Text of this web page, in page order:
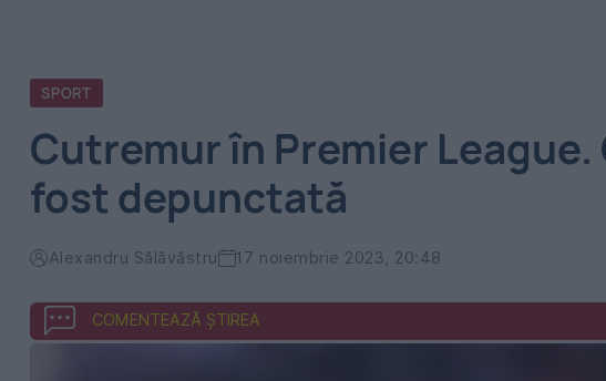
SPORT
Cutremur în Premier
fost depunctată
Alexandru Sălăvăstru 17 noiembrie 2023, 20:48
COMENTEAZĂ ȘTIREA